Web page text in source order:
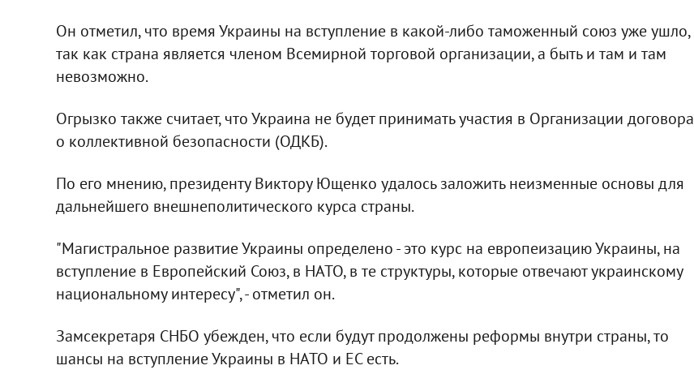
Он отметил, что время Украины на вступление в какой-либо таможенный союз уже ушло,
так как страна является членом Всемирной торговой организации, а быть и там и там
невозможно.
Огрызко также считает, что Украина не будет принимать участия в Организации договора
о коллективной безопасности (ОДКБ).
По его мнению, президенту Виктору Ющенко удалось заложить неизменные основы для
дальнейшего внешнеполитического курса страны.
"Магистральное развитие Украины определено - это курс на европеизацию Украины, на
вступление в Европейский Союз, в НАТО, в те структуры, которые отвечают украинскому
национальному интересу", - отметил он.
Замсекретаря СНБО убежден, что если будут продолжены реформы внутри страны, то
шансы на вступление Украины в НАТО и ЕС есть.